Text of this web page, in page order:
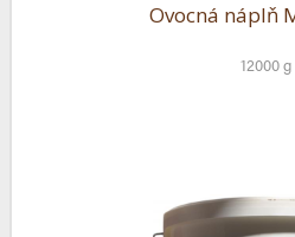
Ovocná náplň
12000 g